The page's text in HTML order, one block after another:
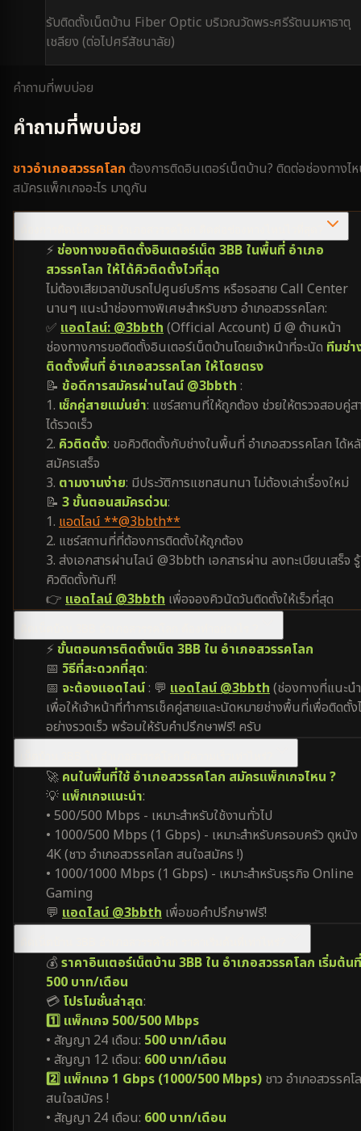
รับติดตั้งเน็ตบ้าน Fiber Optic บริเวณวัดพระศรีรัตนมหาธาตุ
เชลียง (ต่อไปศรีสัชนาลัย)
คำถามที่พบบ่อย
คำถามที่พบบ่อย
ชาวอำเภอสวรรคโลก ต้องการติดอินเตอร์เน็ตบ้าน? ติดต่อช่องทางไ
สมัครแพ็กเกจอะไร มาดูกัน
⚡ ช่องทางขอติดตั้งอินเตอร์เน็ต 3BB ในพื้นที่ อำเภอ
สวรรคโลก ให้ได้คิวติดตั้งไวที่สุด
ไม่ต้องเสียเวลาขับรถไปศูนย์บริการ หรือรอสาย Call Center
นานๆ แนะนำช่องทางพิเศษสำหรับชาว อำเภอสวรรคโลก:
✅ แอดไลน์: @3bbth (Official Account) มี @ ด้านหน้า
ช่องทางการขอติดตั้งอินเตอร์เน็ตบ้านโดยเจ้าหน้าที่จะนัด ทีมช่า
ติดตั้งพื้นที่ อำเภอสวรรคโลก ให้โดยตรง
📝 ข้อดีการสมัครผ่านไลน์ @3bbth :
1. เช็กคู่สายแม่นยำ: แชร์สถานที่ให้ถูกต้อง ช่วยให้ตรวจสอบคู่ส
ได้รวดเร็ว
2. คิวติดตั้ง: ขอคิวติดตั้งกับช่างในพื้นที่ อำเภอสวรรคโลก ได้ห
สมัครเสร็จ
3. ตามงานง่าย: มีประวัติการแชทสนทนา ไม่ต้องเล่าเรื่องใหม่
📝 3 ขั้นตอนสมัครด่วน:
1. แอดไลน์ **@3bbth**
2. แชร์สถานที่ที่ต้องการติดตั้งให้ถูกต้อง
3. ส่งเอกสารผ่านไลน์ @3bbth เอกสารผ่าน ลงทะเบียนเสร็จ รู้
คิวติดตั้งทันที!
👉 แอดไลน์ @3bbth เพื่อจองคิวนัดวันติดตั้งให้เร็วที่สุด
⚡ ขั้นตอนการติดตั้งเน็ต 3BB ใน อำเภอสวรรคโลก
📅 วิธีที่สะดวกที่สุด:
📅 จะต้องแอดไลน์: 💬 แอดไลน์ @3bbth (ช่องทางที่แนะน
เพื่อให้เจ้าหน้าที่ทำการเช็คคู่สายและนัดหมายช่างพื้นที่เพื่อติดตั้ง
อย่างรวดเร็ว พร้อมให้รับคำปรึกษาฟรี! ครับ
🚀 คนในพื้นที่ใช้ อำเภอสวรรคโลก สมัครแพ็กเกจไหน ?
💡 แพ็กเกจแนะนำ:
• 500/500 Mbps - เหมาะสำหรับใช้งานทั่วไป
• 1000/500 Mbps (1 Gbps) - เหมาะสำหรับครอบครัว ดูหนัง
4K (ชาว อำเภอสวรรคโลก สนใจสมัคร !)
• 1000/1000 Mbps (1 Gbps) - เหมาะสำหรับธุรกิจ Online
Gaming
💬 แอดไลน์ @3bbth เพื่อขอคำปรึกษาฟรี!
💰ราคาอินเตอร์เน็ตบ้าน 3BB ใน อำเภอสวรรคโลก เริ่มต้นที่
500 บาท/เดือน
💳 โปรโมชั่นล่าสุด:
1️⃣ แพ็กเกจ 500/500 Mbps
• สัญญา 24 เดือน: 500 บาท/เดือน
• สัญญา 12 เดือน: 600 บาท/เดือน
2️⃣ แพ็กเกจ 1 Gbps (1000/500 Mbps) ชาว อำเภอสวรรคโ
สนใจสมัคร !
• สัญญา 24 เดือน: 600 บาท/เดือน